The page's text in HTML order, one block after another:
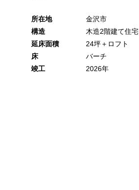
所在地
金沢市
構造
木造2階建て住宅
延床面積
24坪＋ロフト
床
バーチ
竣工
2026年